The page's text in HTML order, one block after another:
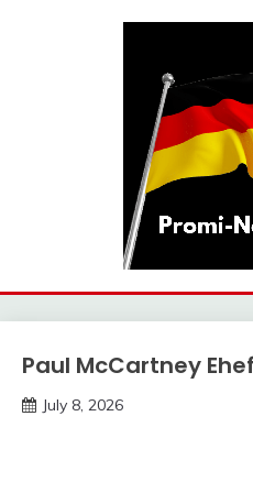
PROMI-
Trends
Paul McCartney
July 8, 2026